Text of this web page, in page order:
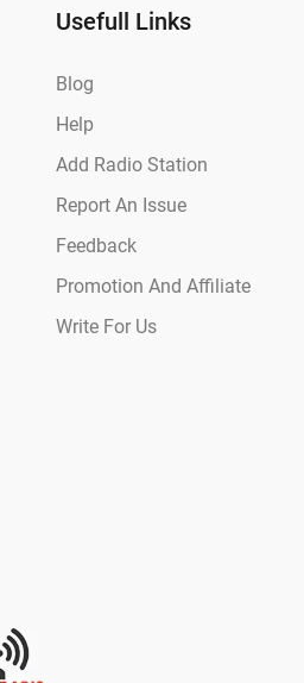
Usefull Links
Blog
Help
Add Radio Station
Report An Issue
Feedback
Promotion And Affiliate
Write For Us